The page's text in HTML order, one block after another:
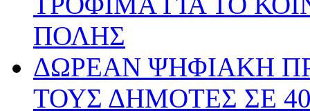
ΠΟΛΗΣ
ΔΩΡΕΑΝ ΨΗΦΙΑΚΗ
ΤΟΥΣ ΔΗΜΟΤΕΣ ΣΕ